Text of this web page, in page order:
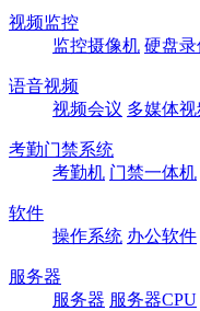
视频监控
监控摄像机 硬盘
语音视频
视频会议 多媒体视
考勤门禁系统
考勤机 门禁一体机
软件
操作系统 办公软件
服务器
服务器 服务器CPU